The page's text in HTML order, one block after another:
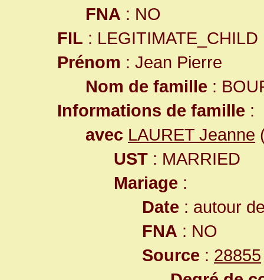
FNA : NO
FIL : LEGITIMATE_CHILD
Prénom : Jean Pierre
Nom de famille :
Informations de famille :
avec LAURET Jeanne
UST : MARRIED
Mariage :
Date : autour
FNA : NO
Source : 28855